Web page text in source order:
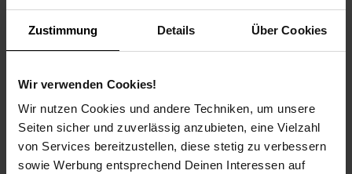
Zustimmung Details Über Cookies
Wir verwenden Cookies!
Wir nutzen Cookies und andere Techniken, um unsere
Seiten sicher und zuverlässig anzubieten, eine Vielzahl
von Services bereitzustellen, diese stetig zu verbessern
sowie Werbung entsprechend Deinen Interessen auf
Basis°Punkte:
Extra°Punkte:
0